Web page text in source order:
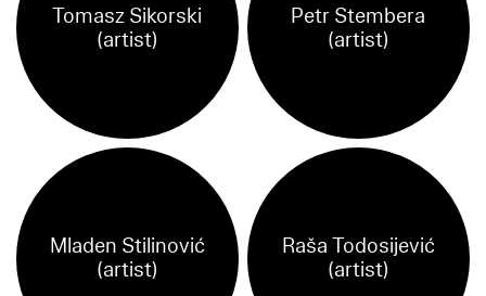
Tomasz Sikorski
(artist)
Petr Stembera
(artist)
Mladen Stilinović
(artist)
Raša Todosijević
(artist)